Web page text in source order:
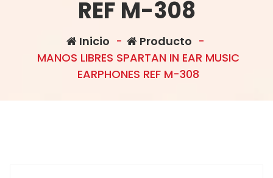
REF M-308
Inicio - Producto -
MANOS LIBRES SPARTAN IN EAR MUSIC
EARPHONES REF M-308